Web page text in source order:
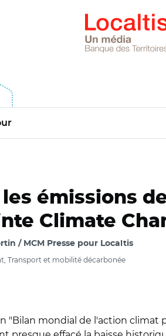
émissions
Climate
/ MCM Presse pour Localtis
Transport et mobilité décarbonée
"Bilan mondial de l'action climat